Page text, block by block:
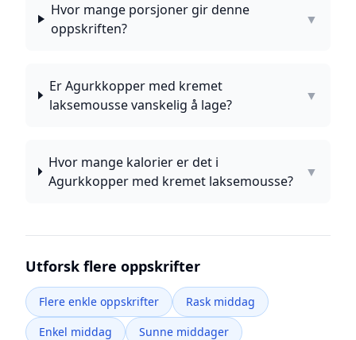
Hvor mange porsjoner gir denne
oppskriften?
▼
Er Agurkkopper med kremet
laksemousse vanskelig å lage?
▼
Hvor mange kalorier er det i
Agurkkopper med kremet laksemousse?
▼
Utforsk flere oppskrifter
Flere enkle oppskrifter
Rask middag
Enkel middag
Sunne middager